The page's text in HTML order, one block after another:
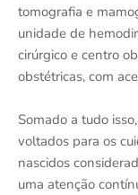
tomografia e
unidade de
cirúrgico e centro
obstétricas, com
Somado a tudo
voltados para os
nascidos
uma atenção